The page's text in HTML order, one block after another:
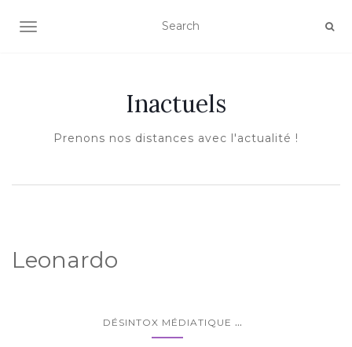
AFFICHER/MASQUER LA NAVIGATION
Inactuels
Prenons nos distances avec l'actualité !
Leonardo
DÉSINTOX MÉDIATIQUE ...